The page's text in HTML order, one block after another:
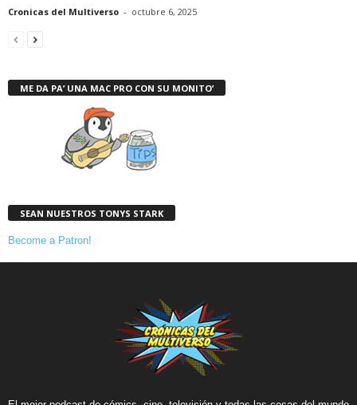
Cronicas del Multiverso - octubre 6, 2025
ME DA PA’ UNA MAC PRO CON SU MONITO’
SEAN NUESTROS TONYS STARK
Become a Patron!